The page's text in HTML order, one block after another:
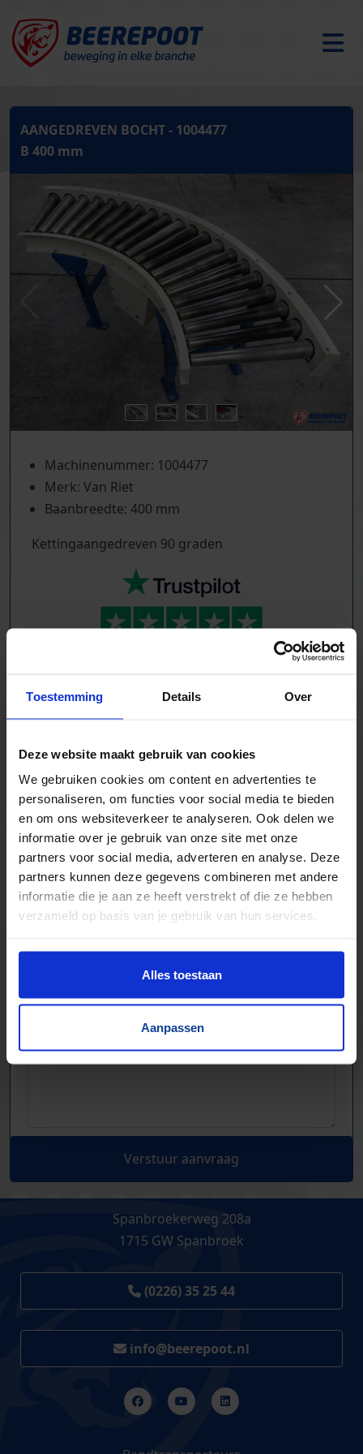
Toestemming Details Over
Deze website maakt gebruik van cookies
We gebruiken cookies om content en advertenties te
personaliseren, om functies voor social media te bieden
en om ons websiteverkeer te analyseren. Ook delen we
informatie over je gebruik van onze site met onze
partners voor social media, adverteren en analyse. Deze
partners kunnen deze gegevens combineren met andere
informatie die je aan ze heeft verstrekt of die ze hebben
verzameld op basis van je gebruik van hun services.
Alles toestaan
Aanpassen
AANGEDREVEN BOCHT - 1004477
B 400 mm
Machinenummer: 1004477
Merk: Van Riet
Baanbreedte: 400 mm
Kettingaangedreven 90 graden
Zwaartekracht en aangedreven
Nieuw & gebruikt
Pakjes, doosjes, kratjes, pallets…
Verstuur aanvraag
Spanbroekerweg 208a
1715 GW Spanbroek
(0226) 35 25 44
info@beerepoot.nl